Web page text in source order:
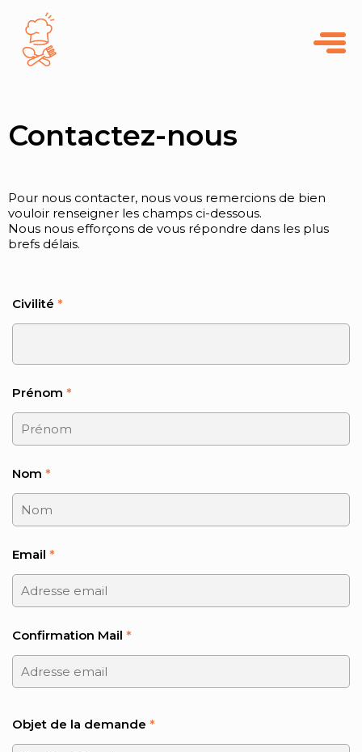
Contactez-nous
Pour nous contacter, nous vous remercions de bien
vouloir renseigner les champs ci-dessous.
Nous nous efforçons de vous répondre dans les plus
brefs délais.
Civilité *
Prénom *
Nom *
Email *
Confirmation Mail *
Objet de la demande *